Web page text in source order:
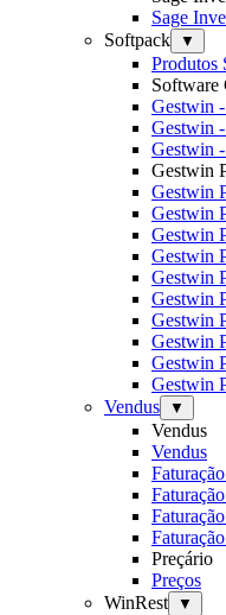
Sage
Softpack
▼
Produtos
Software
Gestwin
Gestwin
Gestwin
Gestwin
Gestwin
Gestwin
Gestwin
Gestwin
Gestwin
Gestwin
Gestwin
Gestwin
Gestwin
Gestwin
Vendus
▼
Vendus
Vendus
Preçário
Preços
WinRest
▼